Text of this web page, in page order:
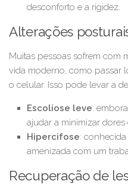
desconforto e a rigidez.
Alterações
Muitas pessoas sofrem com
vida moderno, como passar
o celular. Isso pode levar a
Escoliose leve:
ajudar a minimizar
Hipercifose:
amenizada com um
Recuperação de